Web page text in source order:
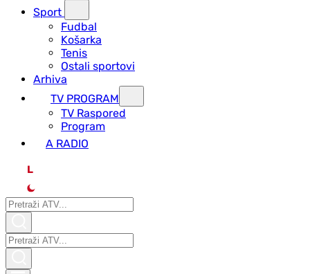
Sport
Fudbal
Košarka
Tenis
Ostali sportovi
Arhiva
TV PROGRAM
ТV Raspored
Program
A RADIO
L